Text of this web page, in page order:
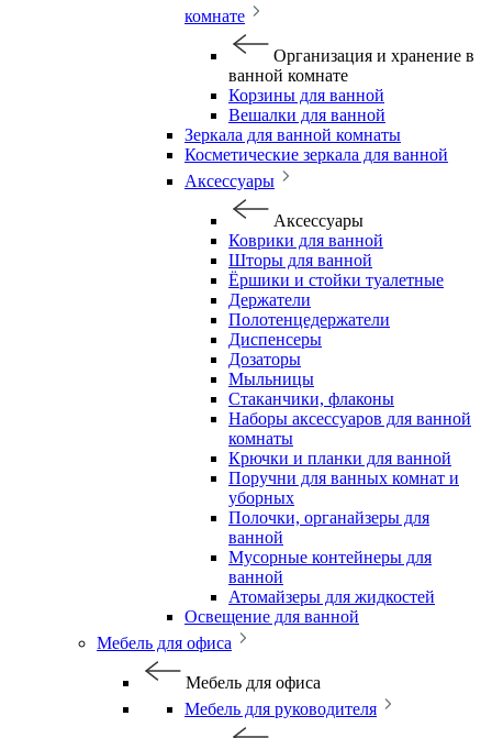
комнате
Организация и хранение в
ванной комнате
Корзины для ванной
Вешалки для ванной
Зеркала для ванной комнаты
Косметические зеркала для ванной
Аксессуары
Аксессуары
Коврики для ванной
Шторы для ванной
Ёршики и стойки туалетные
Держатели
Полотенцедержатели
Диспенсеры
Дозаторы
Мыльницы
Стаканчики, флаконы
Наборы аксессуаров для ванной
комнаты
Крючки и планки для ванной
Поручни для ванных комнат и
уборных
Полочки, органайзеры для
ванной
Мусорные контейнеры для
ванной
Атомайзеры для жидкостей
Освещение для ванной
Мебель для офиса
Мебель для офиса
Мебель для руководителя